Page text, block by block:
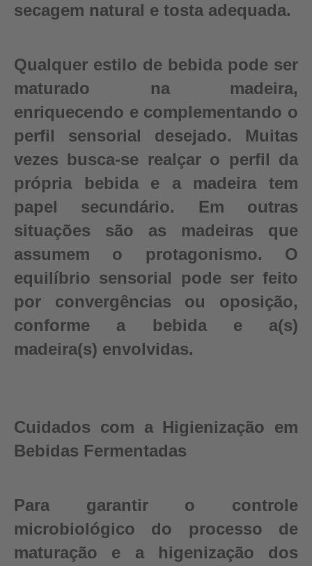
secagem natural e tosta adequada.
Qualquer estilo de bebida pode ser
maturado na madeira,
enriquecendo e complementando o
perfil sensorial desejado. Muitas
vezes busca-se realçar o perfil da
própria bebida e a madeira tem
papel secundário. Em outras
situações são as madeiras que
assumem o protagonismo. O
equilíbrio sensorial pode ser feito
por convergências ou oposição,
conforme a bebida e a(s)
madeira(s) envolvidas.
Cuidados com a Higienização em
Bebidas Fermentadas
Para garantir o controle
microbiológico do processo de
maturação e a higenização dos